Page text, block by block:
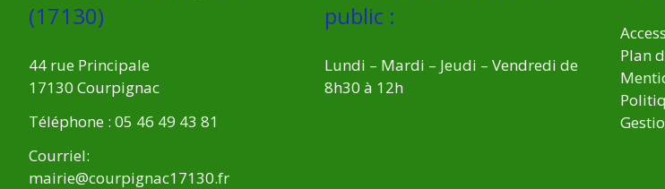
(17130)
44 rue Principale
17130 Courpignac
Téléphone : 05 46 49 43 81
Courriel:
mairie@courpignac17130.fr
public :
Lundi – Mardi – Jeudi – Vendredi de
8h30 à 12h
Plan